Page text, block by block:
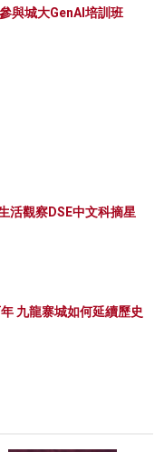
與城大GenAI培訓班
活觀察DSE中文科摘星
九龍寨城如何延續歷史